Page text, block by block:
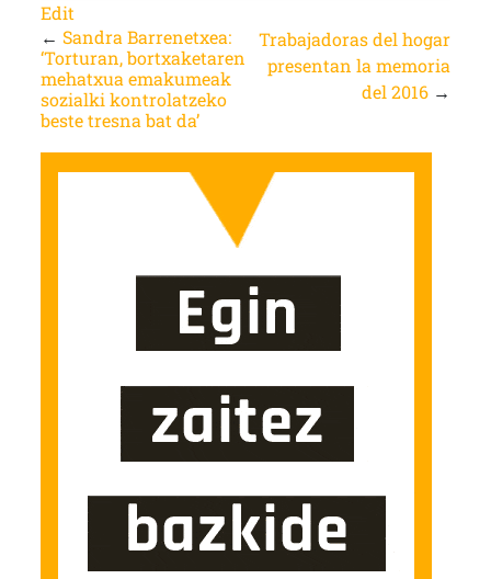
Edit
← Sandra Barrenetxea:
‘Torturan, bortxaketaren
mehatxua emakumeak
sozialki kontrolatzeko
beste tresna bat da’
Trabajadoras del hogar
presentan la memoria
del 2016 →